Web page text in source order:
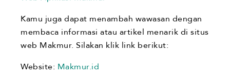
Kamu juga dapat menambah wawasan dengan
membaca informasi atau artikel menarik di situs
web Makmur. Silakan klik link berikut:
Website: Makmur.id